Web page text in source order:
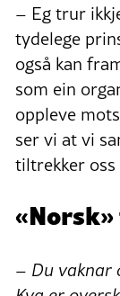
– Eg trur
tydelege
også kan
som ein
oppleve
ser vi at vi
tiltrekker
– Du vaknar